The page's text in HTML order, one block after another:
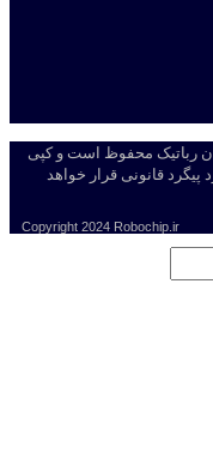
رباتیک محفوظ است و کپی
پیگرد قانونی قرار خواهد
Copyright 2024 Robochip.ir